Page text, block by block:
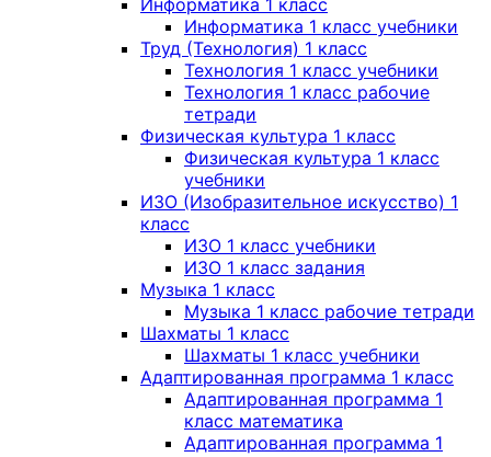
Информатика 1 класс
Информатика 1 класс учебники
Труд (Технология) 1 класс
Технология 1 класс учебники
Технология 1 класс рабочие
тетради
Физическая культура 1 класс
Физическая культура 1 класс
учебники
ИЗО (Изобразительное искусство) 1
класс
ИЗО 1 класс учебники
ИЗО 1 класс задания
Музыка 1 класс
Музыка 1 класс рабочие тетради
Шахматы 1 класс
Шахматы 1 класс учебники
Адаптированная программа 1 класс
Адаптированная программа 1
класс математика
Адаптированная программа 1